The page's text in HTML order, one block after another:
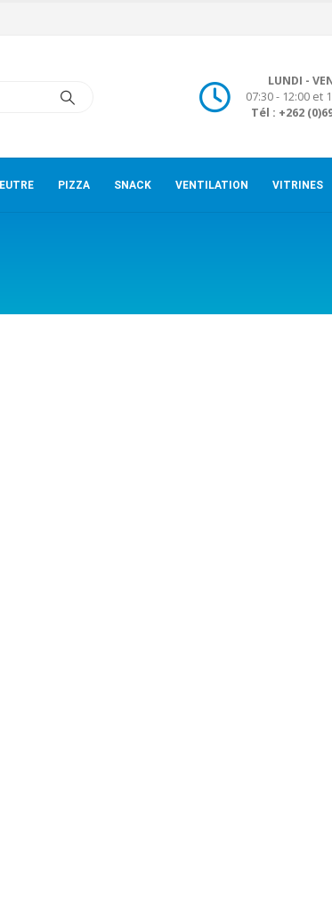
LUNDI -
07:30 - 12:00 et
Tél : +262
PIZZA SNACK VENTILATION VITRINES